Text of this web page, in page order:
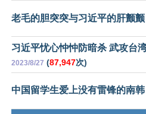
老毛的胆突突与习近平的肝颤颤
习近平忧心忡忡防暗杀 武攻台
2023/8/27 (87,947次)
中国留学生爱上没有雷锋的南韩